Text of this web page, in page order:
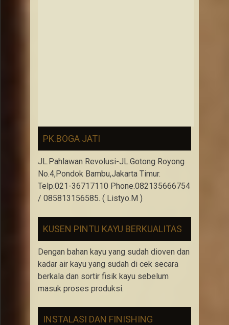
PK.BOGA JATI
JL.Pahlawan Revolusi-JL.Gotong Royong
No.4,Pondok Bambu,Jakarta Timur.
Telp.021-36717110 Phone.082135666754
/ 085813156585. ( Listyo.M )
KUSEN PINTU KAYU BERKUALITAS
Dengan bahan kayu yang sudah dioven dan
kadar air kayu yang sudah di cek secara
berkala dan sortir fisik kayu sebelum
masuk proses produksi.
INSTALASI DAN FINISHING